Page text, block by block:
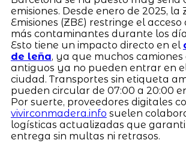
emisiones. Desde enero de 2025, la
Emisiones (ZBE) restringe el
más contaminantes durante los
Esto tiene un impacto directo en el
de leña, ya que muchos
antiguos ya no pueden entrar en
ciudad. Transportes sin etiqueta
pueden circular de 07:00 a 20:00
Por suerte, proveedores digitales
vivirconmadera.info suelen
logísticas actualizadas que
entrega sin multas ni retrasos.